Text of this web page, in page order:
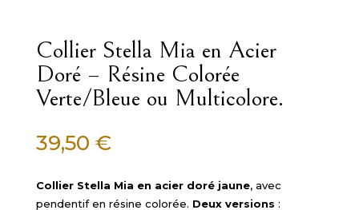
Collier Stella Mia en Acier
Doré – Résine Colorée
Verte/Bleue ou Multicolore.
39,50 €
Collier Stella Mia en acier doré jaune, avec
pendentif en résine colorée. Deux versions :